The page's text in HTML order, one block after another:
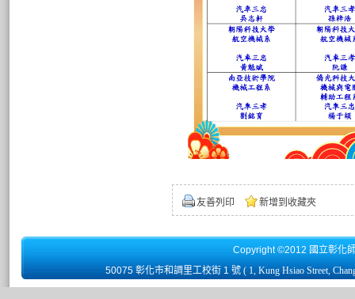
友善列印 新增到收藏夾
Copyright ©2012 國立彰化
50075 彰化市和調里工校街 1 號 ( 1, Kung Hsiao Street,